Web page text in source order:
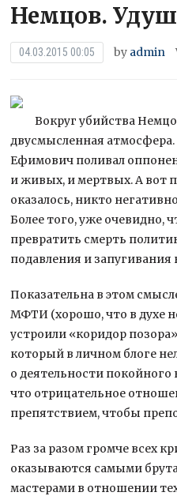
Немцов.
04.03.2015 00:05 by admin
Вокруг убийства
двусмысленная атмосфера.
Ефимович поливал
и живых, и мертвых. А вот
оказалось, никто
Более того, уже очевидно,
превратить смерть
подавления и
Показательна в этом
МФТИ (хорошо, что в духе
устроили «коридор
который в личном блоге
о деятельности покойного
что отрицательное
препятствием, чтобы
Раз за разом громче всех
оказываются самыми
мастерами в отношении